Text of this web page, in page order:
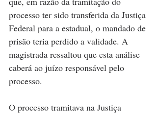
processo ter sido transferida da Justiça
Federal para a estadual, o mandado de
prisão teria perdido a validade. A
magistrada ressaltou que esta análise
caberá ao juízo responsável pelo
processo.
O processo tramitava na Justiça